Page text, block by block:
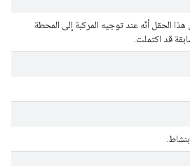
الحقل أنّه عند توجيه المركبة إلى المحطة
قد اكتملت.
بنشاط.